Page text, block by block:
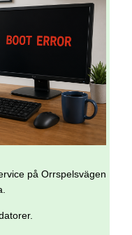
på Orrspelsvägen